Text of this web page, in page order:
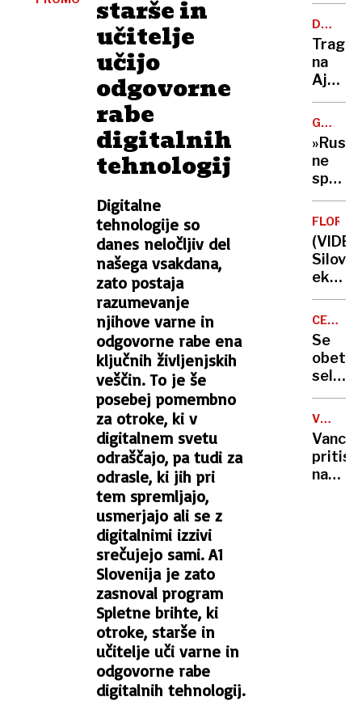
starše in
učitelje
učijo
odgovorne
rabe
digitalnih
tehnologij
Digitalne
tehnologije so
danes neločljiv del
našega vsakdana,
zato postaja
razumevanje
njihove varne in
odgovorne rabe ena
ključnih življenjskih
veščin. To je še
posebej pomembno
za otroke, ki v
digitalnem svetu
odraščajo, pa tudi za
odrasle, ki jih pri
tem spremljajo,
usmerjajo ali se z
digitalnimi izzivi
srečujejo sami. A1
Slovenija je zato
zasnoval program
Spletne brihte, ki
otroke, starše in
učitelje uči varne in
odgovorne rabe
digitalnih tehnologij.
opralo
na
pri
obnovi
strehe
padel
v
so
bile
RUSKIH
DRONOV
»Rusija
ne
več
meja«:
oster
odziv
Evrope
po
napadu
v
FLORIDA
raketa
se je
v
kroglo
CELJSKE
Se
obeta
selitev
mesa
iz
na
VOJNA
V
IRANU
Vance
na